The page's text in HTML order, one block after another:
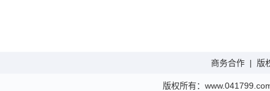
商务合作 | 版
版权所有：